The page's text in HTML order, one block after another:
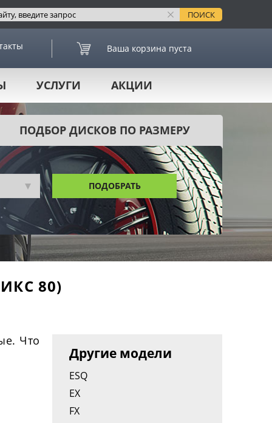
Ваша корзина пуста
УСЛУГИ АКЦИИ
ПОДБОР ДИСКОВ ПО РАЗМЕРУ
ПОДОБРАТЬ
80)
Что
Другие модели
ESQ
EX
FX